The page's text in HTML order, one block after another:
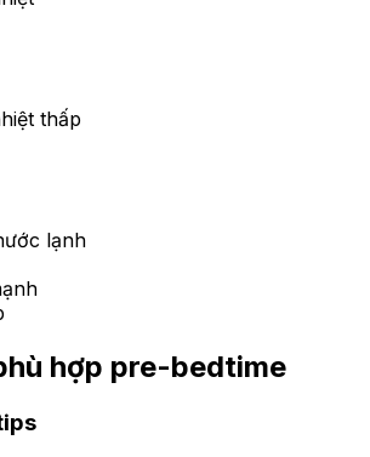
thấp
lạnh
hợp pre-bedtime